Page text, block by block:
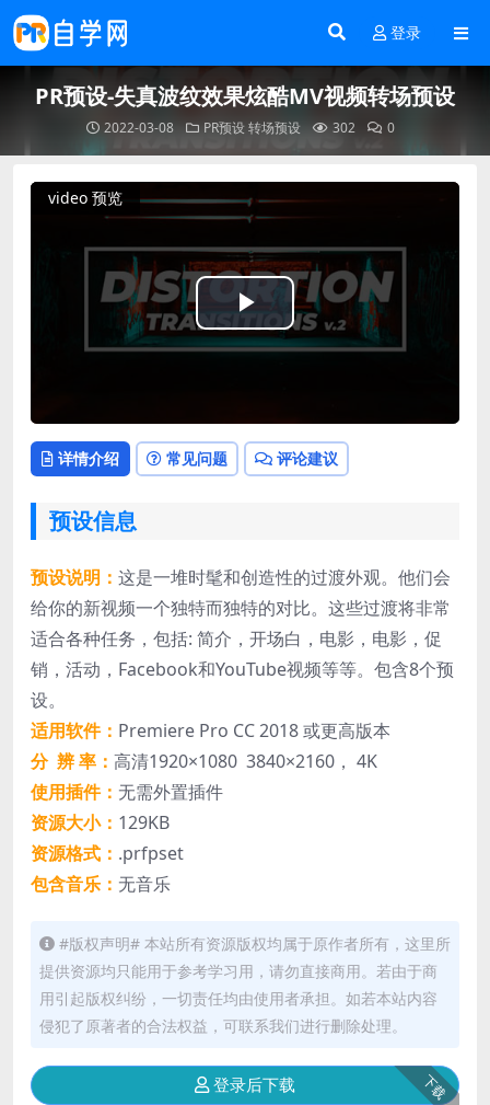
登录
PR预设-失真波纹效果炫酷MV视频转场预设
2022-03-08 PR预设转场预设 302 0
video 预览
Play
详情介绍 常见问题 评论建议
预设信息
预设说明： 这是一堆时髦和创造性的过渡外观。他们会
给你的新视频一个独特而独特的对比。这些过渡将非常
适合各种任务，包括: 简介，开场白，电影，电影，促
销，活动，Facebook和YouTube视频等等。包含8个预
设。
适用软件： Premiere Pro CC 2018 或更高版本
分 辨 率： 高清1920×1080 3840×2160， 4K
使用插件： 无需外置插件
资源大小： 129KB
资源格式： .prfpset
包含音乐： 无音乐
#版权声明# 本站所有资源版权均属于原作者所有，这里所
提供资源均只能用于参考学习用，请勿直接商用。若由于商
用引起版权纠纷，一切责任均由使用者承担。如若本站内容
侵犯了原著者的合法权益，可联系我们进行删除处理。
下载
登录后下载